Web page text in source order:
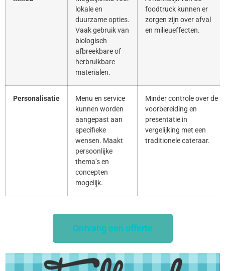
lokale en
duurzame opties.
Vaak gebruik van
biologisch
afbreekbare of
herbruikbare
materialen.
foodtruck kunnen er
zorgen zijn over afval
en milieueffecten.
Personalisatie
Menu en service
kunnen worden
aangepast aan
specifieke
wensen. Maakt
persoonlijke
thema’s en
concepten
mogelijk.
Minder controle over de
voorbereiding en
presentatie in
vergelijking met een
traditionele cateraar.
Ontvang een offerte